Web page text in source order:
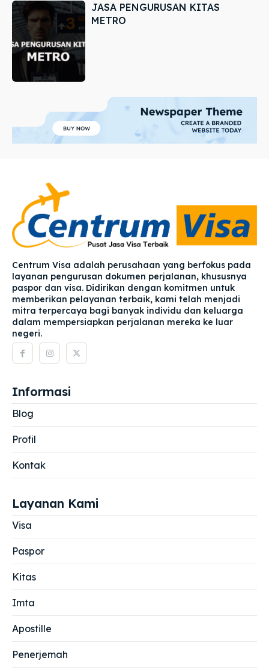
JASA PENGURUSAN KITAS
METRO
Centrum Visa adalah perusahaan yang berfokus pada
layanan pengurusan dokumen perjalanan, khususnya
paspor dan visa. Didirikan dengan komitmen untuk
memberikan pelayanan terbaik, kami telah menjadi
mitra terpercaya bagi banyak individu dan keluarga
dalam mempersiapkan perjalanan mereka ke luar
negeri.
Informasi
Blog
Profil
Kontak
Layanan Kami
Visa
Paspor
Kitas
Imta
Apostille
Penerjemah